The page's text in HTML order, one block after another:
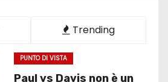
Trending
PUNTO DI VISTA
Paul vs Davis non è un